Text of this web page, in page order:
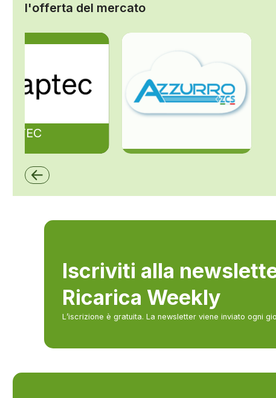
l'offerta del mercato
ZCS Azzurro
Iscriviti alla
Ricarica Weekly
L’iscrizione è gratuita. La newsletter viene inviato ogni